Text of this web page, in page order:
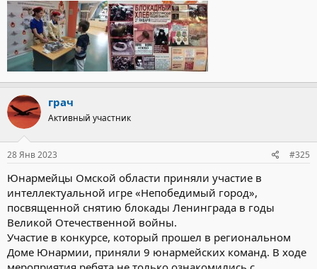
грач
Активный участник
28 Янв 2023 #325
Юнармейцы Омской области приняли участие в
интеллектуальной игре «Непобедимый город»,
посвященной снятию блокады Ленинграда в годы
Великой Отечественной войны.
Участие в конкурсе, который прошел в региональном
Доме Юнармии, приняли 9 юнармейских команд. В ходе